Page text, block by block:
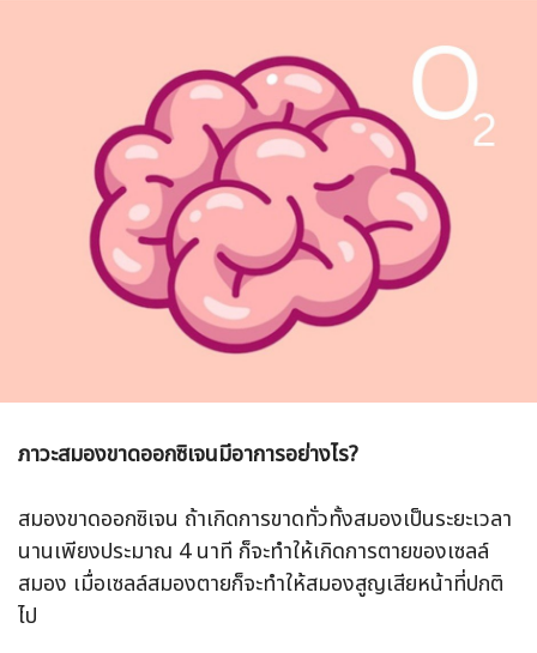
ภาวะสมองขาดออกซิเจนมีอาการอย่างไร?
สมองขาดออกซิเจน ถ้าเกิดการขาดทั่วทั้งสมองเป็นระยะเวลา
นานเพียงประมาณ 4 นาที ก็จะทำให้เกิดการตายของเซลล์
สมอง เมื่อเซลล์สมองตายก็จะทำให้สมองสูญเสียหน้าที่ปกติ
ไป